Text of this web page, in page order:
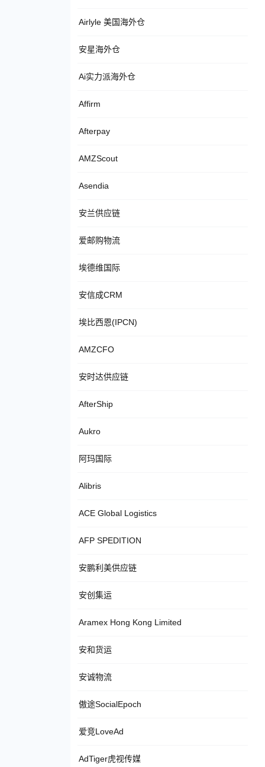
Airlyle 美国海外仓
安星海外仓
Ai实力派海外仓
Affirm
Afterpay
AMZScout
Asendia
安兰供应链
爱邮购物流
埃德维国际
安信成CRM
埃比西恩(IPCN)
AMZCFO
安时达供应链
AfterShip
Aukro
阿玛国际
Alibris
ACE Global Logistics
AFP SPEDITION
安鹏利美供应链
安创集运
Aramex Hong Kong Limited
安和货运
安诚物流
傲途SocialEpoch
爱竞LoveAd
AdTiger虎视传媒